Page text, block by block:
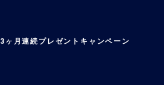
3ヶ月連続プレゼントキャンペーン